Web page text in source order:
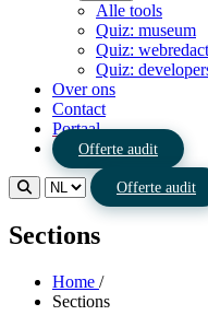
Alle tools
Quiz: museum
Quiz:
Quiz:
Over ons
Contact
Portaal
Offerte audit
Offerte audit
Sections
Home /
Sections